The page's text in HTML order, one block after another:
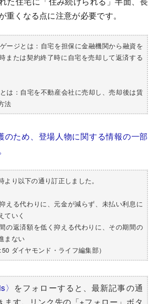
重くなる点に注意が必要です。
ージとは：自宅を担保に金融機関から融資を
または契約終了時に自宅を売却して返済する
は：自宅を不動産会社に売却し、売却後は賃
法
ため、 登場人物に関する情報の一部
より以下の通り訂正しました。
える代わりに、元金が減らず、未払い利息に
ていく
の返済額を低く抑える代わりに、その期間の
まない
ダイヤモンド・ライフ編集部）
をフォローすると、最新記事の通